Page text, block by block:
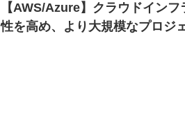
【AWS/Azure】クラウドイン
性を高め、より大規模なプロジ